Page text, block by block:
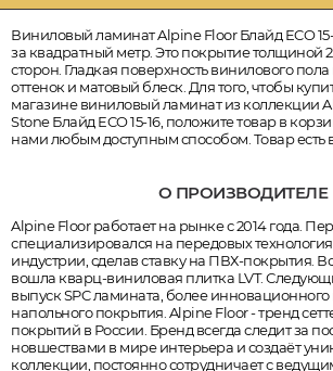
Виниловый ламинат Alpine Floor Блайд ECO 15-
за квадратный метр. Это покрытие толщиной
сторон. Гладкая поверхность винилового
оттенок и матовый блеск. Для того, чтобы
магазине виниловый ламинат из коллекции
Stone Блайд ECO 15-16, положите товар в
нами любым доступным способом. Товар есть
О ПРОИЗВОДИТЕЛЕ
Alpine Floor работает на рынке с 2014 года.
специализировался на передовых
индустрии, сделав ставку на ПВХ-покрытия.
вошла кварц-виниловая плитка LVT.
выпуск SPC ламината, более
напольного покрытия. Alpine Floor - тренд
покрытий в России. Бренд всегда следит за
новшествами в мире интерьера и создаёт
коллекции, постоянно сотрудничает с